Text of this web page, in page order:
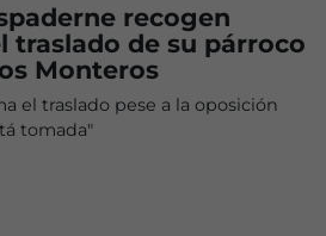
recogen
traslado de su párroco
Monteros
el traslado pese a la oposición
tomada"